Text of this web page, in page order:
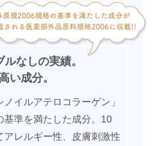
なしの実績。
い成分。
イルアテロコラーゲン」
基準を満たした成分。10
レルギー性、皮膚刺激性